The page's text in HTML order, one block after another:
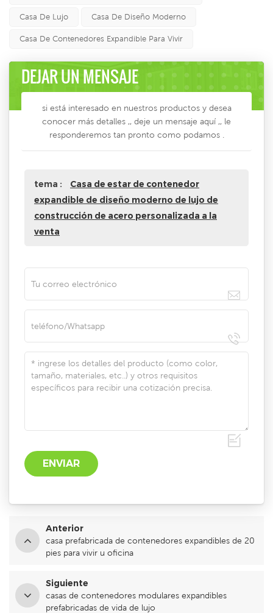
Casa De Lujo Casa De Diseño Moderno
Casa De Contenedores Expandible Para Vivir
DEJAR UN MENSAJE
si está interesado en nuestros productos y desea
conocer más detalles ,, deje un mensaje aquí ,, le
responderemos tan pronto como podamos .
tema :
Casa de estar de contenedor
expandible de diseño moderno de lujo de
construcción de acero personalizada a la
venta
Anterior
casa prefabricada de contenedores expandibles de 20
pies para vivir u oficina
Siguiente
casas de contenedores modulares expandibles
prefabricadas de vida de lujo